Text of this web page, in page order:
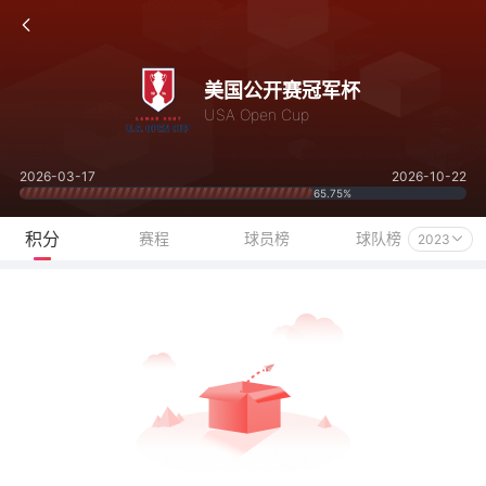
美国公开赛冠军杯
USA Open Cup
2026-03-17 2026-10-22
65.75%
积分 赛程 球员榜 球队榜 2023